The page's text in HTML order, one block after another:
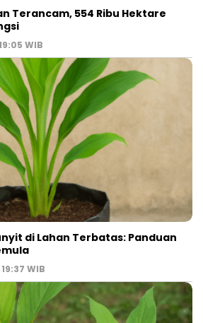
Terancam, 554 Ribu Hektare
WIB
di Lahan Terbatas: Panduan
WIB